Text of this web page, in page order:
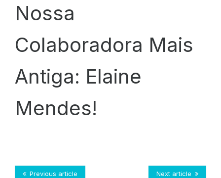
Nossa
Colaboradora Mais
Antiga: Elaine
Mendes!
Next article
Previous article